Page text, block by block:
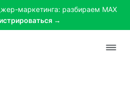
маркетинга: разбираем MAX
→